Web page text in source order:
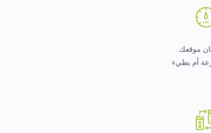
موقعك
أم بطيء